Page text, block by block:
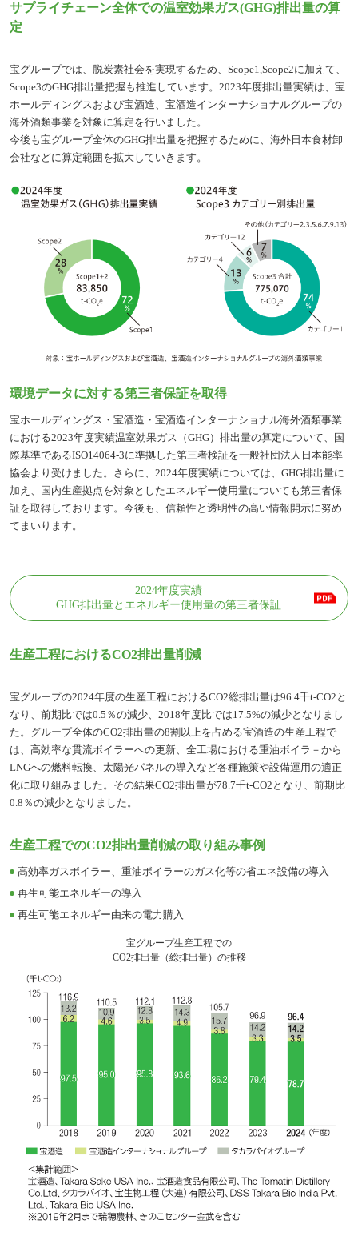
サプライチェーン全体での温室効果ガス(GHG)排出量の算
定
宝グループでは、脱炭素社会を実現するため、Scope1,Scope2に加えて、
Scope3のGHG排出量把握も推進しています。2023年度排出量実績は、宝
ホールディングスおよび宝酒造、宝酒造インターナショナルグループの
海外酒類事業を対象に算定を行いました。
今後も宝グループ全体のGHG排出量を把握するために、海外日本食材卸
会社などに算定範囲を拡大していきます。
環境データに対する第三者保証を取得
宝ホールディングス・宝酒造・宝酒造インターナショナル海外酒類事業
における2023年度実績温室効果ガス（GHG）排出量の算定について、国
際基準であるISO14064-3に準拠した第三者検証を一般社団法人日本能率
協会より受けました。さらに、2024年度実績については、GHG排出量に
加え、国内生産拠点を対象としたエネルギー使用量についても第三者保
証を取得しております。今後も、信頼性と透明性の高い情報開示に努め
てまいります。
2024年度実績
GHG排出量とエネルギー使用量の第三者保証
生産工程におけるCO2排出量削減
宝グループの2024年度の生産工程におけるCO2総排出量は96.4千t-CO2と
なり、前期比では0.5％の減少、2018年度比では17.5%の減少となりまし
た。グループ全体のCO2排出量の8割以上を占める宝酒造の生産工程で
は、高効率な貫流ボイラーへの更新、全工場における重油ボイラ－から
LNGへの燃料転換、太陽光パネルの導入など各種施策や設備運用の適正
化に取り組みました。その結果CO2排出量が78.7千t-CO2となり、前期比
0.8％の減少となりました。
生産工程でのCO2排出量削減の取り組み事例
高効率ガスボイラー、重油ボイラーのガス化等の省エネ設備の導入
再生可能エネルギーの導入
再生可能エネルギー由来の電力購入
宝グループ生産工程での
CO2排出量（総排出量）の推移